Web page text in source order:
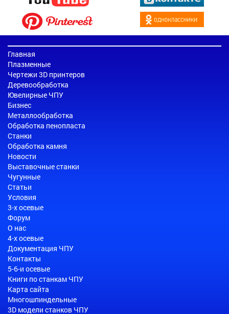
Главная
Плазменные
Чертежи 3D принтеров
Деревообработка
Ювелирные ЧПУ
Бизнес
Металлообработка
Обработка пенопласта
Станки
Обработка камня
Новости
Выставочные станки
Чугунные
Статьи
Условия
3-х осевые
Форум
О нас
4-х осевые
Документация ЧПУ
Контакты
5-6-и осевые
Книги по станкам ЧПУ
Карта сайта
Многошпиндельные
3D модели станков ЧПУ